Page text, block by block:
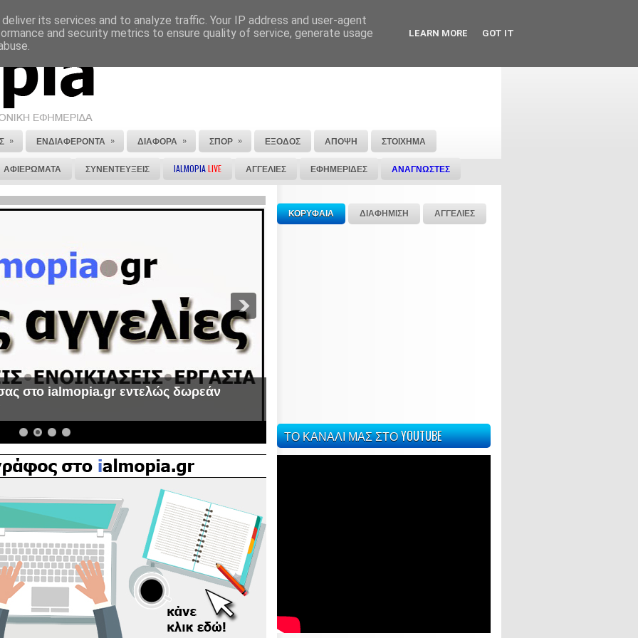
ΕΠΙΚΟΙΝΩΝΙΑ ΣΤΕΙΛΕ ΜΑΣ ΤΟ ΑΡΘΡΟ ΣΟΥ
» ΕΝΔΙΑΦΕΡΟΝΤΑ » ΔΙΑΦΟΡΑ » ΣΠΟΡ » ΕΞΟΔΟΣ ΑΠΟΨΗ ΣΤΟΙΧΗΜΑ
ΑΦΙΕΡΩΜΑΤΑ ΣΥΝΕΝΤΕΥΞΕΙΣ IALMOPIALIVE ΑΓΓΕΛΙΕΣ ΕΦΗΜΕΡΙΔΕΣ ΑΝΑΓΝΩΣΤΕΣ
στην παρέα μας και οι αναγνώστες μας να
σου
ΚΟΡΥΦΑΙΑ ΔΙΑΦΗΜΙΣΗ ΑΓΓΕΛΙΕΣ
ΤΟ ΚΑΝΑΛΙ ΜΑΣ ΣΤΟ YOUTUBE
its services and to analyze traffic. Your IP address and user-agent
and security metrics to ensure quality of service, generate usage
LEARN MORE GOT IT